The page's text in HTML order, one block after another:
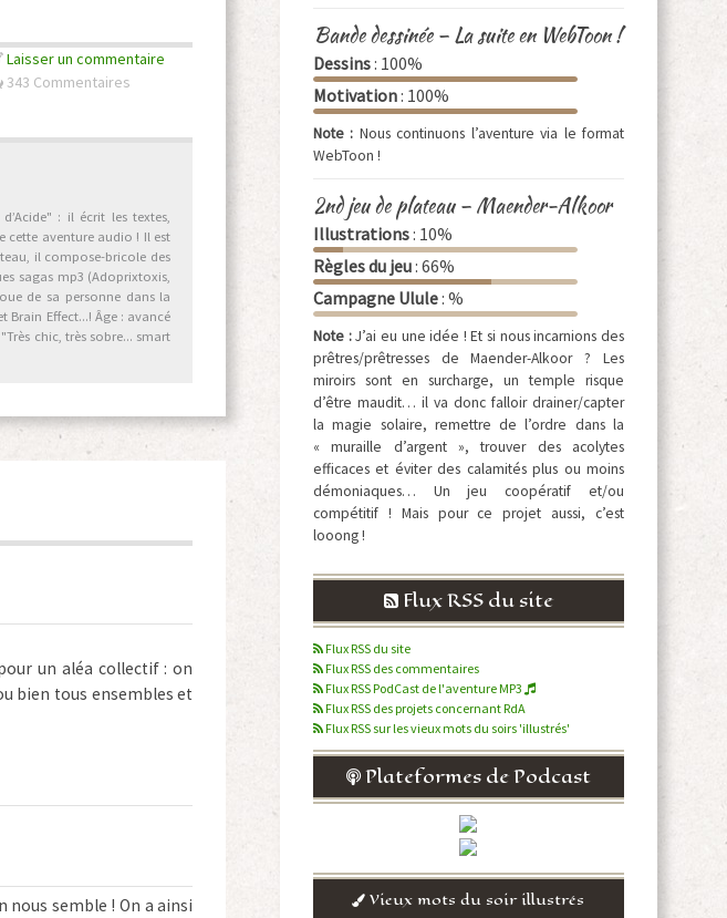
Laisser un commentaire
343 Commentaires
: il écrit les textes,
cette aventure audio ! Il est
il compose-bricole des
sagas mp3 (Adoprixtoxis,
de sa personne dans la
Brain Effect...! Âge : avancé
chic, très sobre... smart
un aléa collectif : on
bien tous ensembles et
nous semble ! On a ainsi
Bande dessinée – La suite en WebToon !
Dessins: 100%
Motivation: 100%
Note : Nous continuons l’aventure via le format
WebToon !
2nd jeu de plateau – Maender-Alkoor
Illustrations: 10%
Règles du jeu: 66%
Campagne Ulule: %
Note :J’ai eu une idée ! Et si nous incarnions des
prêtres/prêtresses de Maender-Alkoor ? Les
miroirs sont en surcharge, un temple risque
d’être maudit… il va donc falloir drainer/capter
la magie solaire, remettre de l’ordre dans la
« muraille d’argent », trouver des acolytes
efficaces et éviter des calamités plus ou moins
démoniaques… Un jeu coopératif et/ou
compétitif ! Mais pour ce projet aussi, c’est
looong !
Flux RSS du site
Flux RSS du site
Flux RSS des commentaires
Flux RSS PodCast de l'aventure MP3
Flux RSS des projets concernant RdA
Flux RSS sur les vieux mots du soirs 'illustrés'
Plateformes de Podcast
Vieux mots du soir illustrés